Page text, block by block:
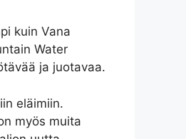
kuin Vana
Water
ja juotavaa.
eläimiin.
myös muita